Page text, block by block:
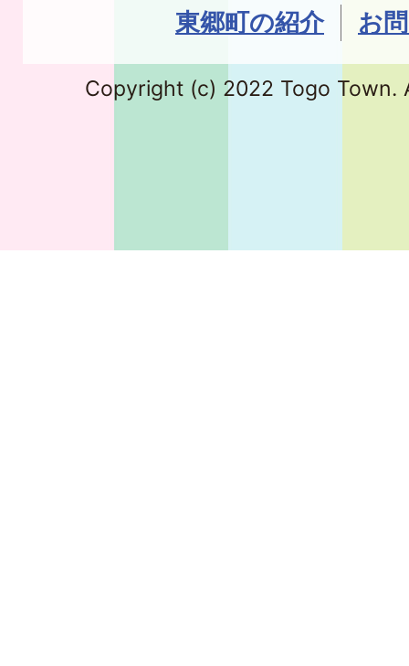
東郷町の紹介
お
Copyright (c) 2022 Togo Town.